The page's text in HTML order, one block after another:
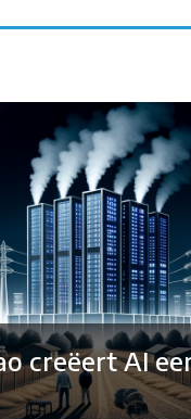
creëert AI